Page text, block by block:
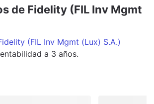
de Fidelity (FIL Inv Mgmt
(FIL Inv Mgmt (Lux) S.A.)
a 3 años.